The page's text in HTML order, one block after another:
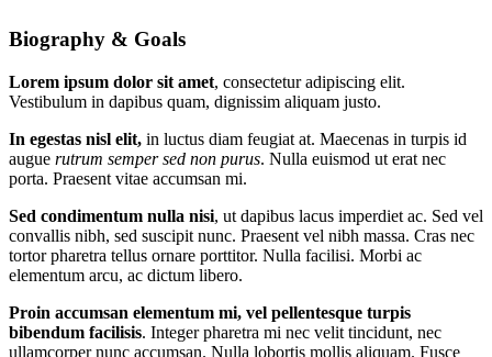
Biography & Goals
Lorem ipsum dolor sit amet, consectetur adipiscing elit.
Vestibulum in dapibus quam, dignissim aliquam justo.
In egestas nisl elit, in luctus diam feugiat at. Maecenas in turpis id
augue rutrum semper sed non purus. Nulla euismod ut erat nec
porta. Praesent vitae accumsan mi.
Sed condimentum nulla nisi, ut dapibus lacus imperdiet ac. Sed vel
convallis nibh, sed suscipit nunc. Praesent vel nibh massa. Cras nec
tortor pharetra tellus ornare porttitor. Nulla facilisi. Morbi ac
elementum arcu, ac dictum libero.
Proin accumsan elementum mi, vel pellentesque turpis
bibendum facilisis. Integer pharetra mi nec velit tincidunt, nec
ullamcorper nunc accumsan. Nulla lobortis mollis aliquam. Fusce